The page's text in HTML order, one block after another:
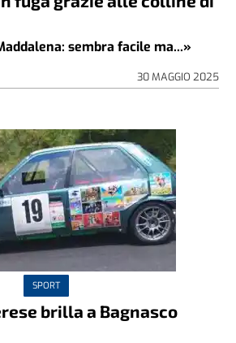
sembra facile ma...»
30 MAGGIO 2025
SPORT
brilla a Bagnasco